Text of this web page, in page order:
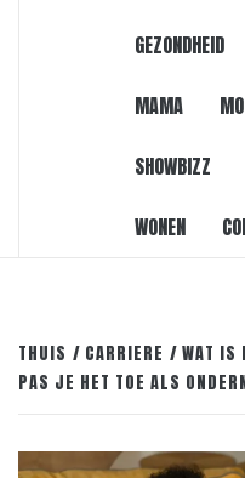
GEZONDHEID
MAMA
SHOWBIZZ
WONEN
THUIS CARRIERE
WAT IS
PAS JE HET TOE ALS